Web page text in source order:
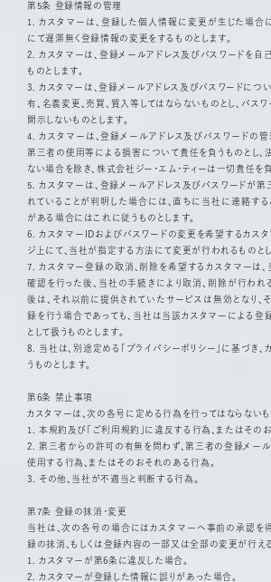
第5条 登録情報の管理
1. カスタマーは、登録した個人情報に変更が生じた場合
にて遅滞無く登録情報の変更をするものとします。
2. カスタマーは、登録メールアドレス及びパスワードを自
ものとします。
3. カスタマーは、登録メールアドレス及びパスワードにつ
有、名義変更、売買、質入等してはならないものとし、パス
開示しないものとします。
4. カスタマーは、登録メールアドレス及びパスワードの管
第三者の使用等による損害について責任を負うものとし、
ない場合を除き、株式会社ジー・エム・ティーは一切責任を
5. カスタマーは、登録メールアドレス及びパスワードが第
れていることが判明した場合には、直ちに当社に連絡する
がある場合にはこれに従うものとします。
6. カスタマーIDおよびパスワードの変更を希望するカスタ
ジ上にて、当社が指定する方法にて変更が行われるものとし
7. カスタマー登録の取消、削除を希望するカスタマーは、
確認を行った後、当社の手続きにより取消、削除が行われ
後は、それ以前に提供されていたサービスは無効となり、
録を行う場合であっても、当社は当該カスタマーによる登
として扱うものとします。
8. 当社は、別途定める「プライバシーポリシー」に基づき
うものとします。
第6条 禁止事項
カスタマーは、次の各号に定める行為を行ってはならないも
1. 本規約及び「ご利用規約」に違反する行為、またはその
2. 第三者からの許可の有無を問わず、第三者の登録メール
使用する行為、またはそのおそれのある行為。
3. その他、当社が不適当と判断する行為。
第7条 登録の抹消・変更
当社は、次の各号の場合にはカスタマーへ事前の承認を得
録の抹消、もしくは登録内容の一部又は全部の変更が行える
1. カスタマーが第6条に違反した場合。
2. カスタマーが登録した情報に誤りがあった場合。